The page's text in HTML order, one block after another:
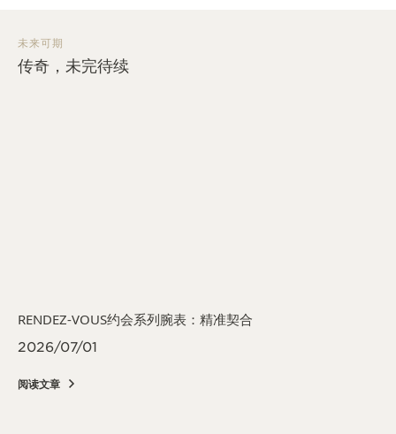
未来可期
传奇，未完待续
RENDEZ-VOUS约会系列腕表：精准契合
2026/07/01
阅读文章